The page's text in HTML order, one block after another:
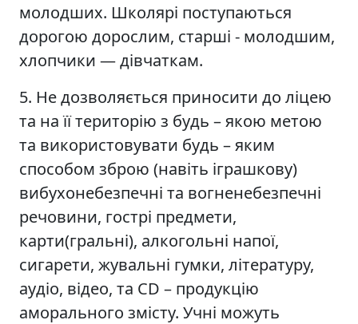
молодших. Школярі поступаються
дорогою дорослим, старші - молодшим,
хлопчики — дівчаткам.
5. Не дозволяється приносити до ліцею
та на її територію з будь – якою метою
та використовувати будь – яким
способом зброю (навіть іграшкову)
вибухонебезпечні та вогненебезпечні
речовини, гострі предмети,
карти(гральні), алкогольні напої,
сигарети, жувальні гумки, літературу,
аудіо, відео, та СD – продукцію
аморального змісту. Учні можуть